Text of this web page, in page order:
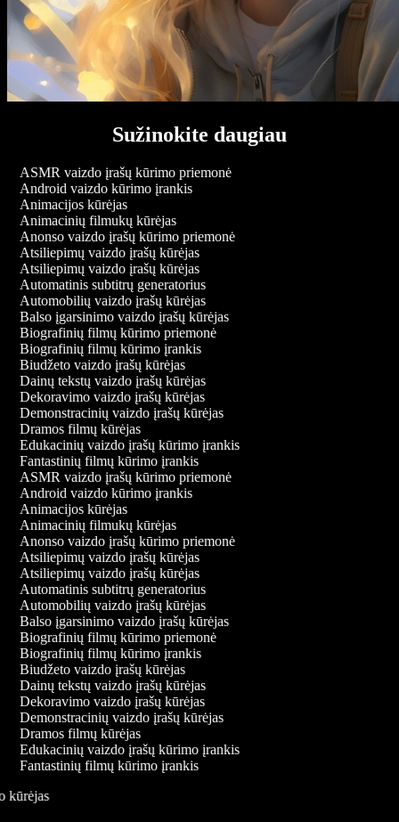
Sužinokite daugiau
ASMR vaizdo įrašų kūrimo priemonė
Android vaizdo kūrimo įrankis
Animacijos kūrėjas
Animacinių filmukų kūrėjas
Anonso vaizdo įrašų kūrimo priemonė
Atsiliepimų vaizdo įrašų kūrėjas
Atsiliepimų vaizdo įrašų kūrėjas
Automatinis subtitrų generatorius
Automobilių vaizdo įrašų kūrėjas
Balso įgarsinimo vaizdo įrašų kūrėjas
Biografinių filmų kūrimo priemonė
Biografinių filmų kūrimo įrankis
Biudžeto vaizdo įrašų kūrėjas
Dainų tekstų vaizdo įrašų kūrėjas
Dekoravimo vaizdo įrašų kūrėjas
Demonstracinių vaizdo įrašų kūrėjas
Dramos filmų kūrėjas
Edukacinių vaizdo įrašų kūrimo įrankis
Fantastinių filmų kūrimo įrankis
ASMR vaizdo įrašų kūrimo priemonė
Android vaizdo kūrimo įrankis
Animacijos kūrėjas
Animacinių filmukų kūrėjas
Anonso vaizdo įrašų kūrimo priemonė
Atsiliepimų vaizdo įrašų kūrėjas
Atsiliepimų vaizdo įrašų kūrėjas
Automatinis subtitrų generatorius
Automobilių vaizdo įrašų kūrėjas
Balso įgarsinimo vaizdo įrašų kūrėjas
Biografinių filmų kūrimo priemonė
Biografinių filmų kūrimo įrankis
Biudžeto vaizdo įrašų kūrėjas
Dainų tekstų vaizdo įrašų kūrėjas
Dekoravimo vaizdo įrašų kūrėjas
Demonstracinių vaizdo įrašų kūrėjas
Dramos filmų kūrėjas
Edukacinių vaizdo įrašų kūrimo įrankis
Fantastinių filmų kūrimo įrankis
kūrėjas